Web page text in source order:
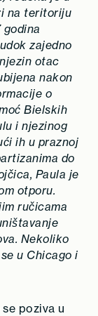
na teritoriju
godina
zajedno
otac
nakon
o
Bielskih
i njezinog
ih u praznoj
do
Paula je
otporu.
ručicama
Nekoliko
u Chicago i
poziva u